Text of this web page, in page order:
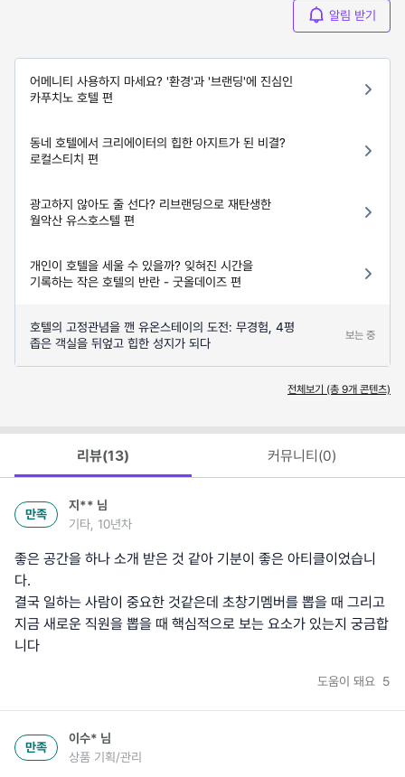
알림 받기
어메니티 사용하지 마세요? '환경'과 '브랜딩'에 진심인
카푸치노 호텔 편
동네 호텔에서 크리에이터의 힙한 아지트가 된 비결?
로컬스티치 편
광고하지 않아도 줄 선다? 리브랜딩으로 재탄생한
월악산 유스호스텔 편
개인이 호텔을 세울 수 있을까? 잊혀진 시간을
기록하는 작은 호텔의 반란 - 굿올데이즈 편
호텔의 고정관념을 깬 유온스테이의 도전: 무경험, 4평
좁은 객실을 뒤엎고 힙한 성지가 되다
보는 중
전체보기 (총 9개 콘텐츠)
리뷰(13) 커뮤니티(0)
만족
지** 님
기타, 10년차
좋은 공간을 하나 소개 받은 것 같아 기분이 좋은 아티클이었습니
다.
결국 일하는 사람이 중요한 것같은데 초창기멤버를 뽑을 때 그리고
지금 새로운 직원을 뽑을 때 핵심적으로 보는 요소가 있는지 궁금합
니다
도움이 돼요 5
만족
이수* 님
상품 기획/관리